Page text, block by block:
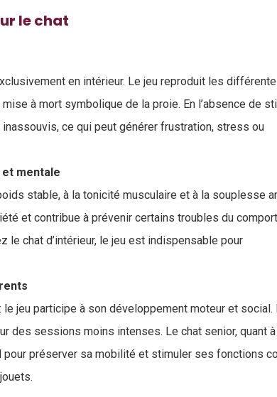
le chat
en intérieur. Le jeu reproduit les
à mort symbolique de la proie. En l’absence de
ce qui peut générer frustration, stress ou
mentale
stable, à la tonicité musculaire et à la souplesse
et contribue à prévenir certains troubles du
le chat d’intérieur, le jeu est indispensable pour
jeu participe à son développement moteur et social.
des sessions moins intenses. Le chat senior, quant à
préserver sa mobilité et stimuler ses fonctions